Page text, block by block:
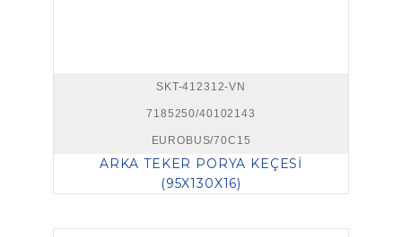
SKT-412312-VN
7185250/40102143
EUROBUS/70C15
ARKA TEKER PORYA KEÇESİ
(95X130X16)